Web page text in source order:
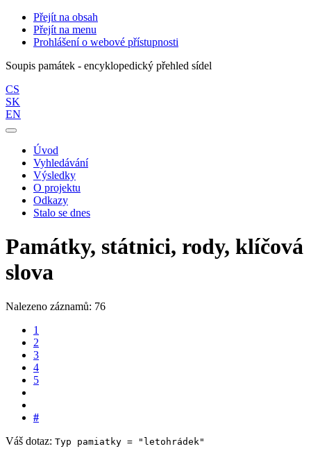
Přejít na obsah
Přejít na menu
Prohlášení o webové přístupnosti
Soupis památek - encyklopedický přehled sídel
CS
SK
EN
Úvod
Vyhledávání
Výsledky
O projektu
Odkazy
Stalo se dnes
Památky, státnici, rody, klíčová
slova
Nalezeno záznamů: 76
1
2
3
4
5
#
Váš dotaz: Typ pamiatky = "letohrádek"